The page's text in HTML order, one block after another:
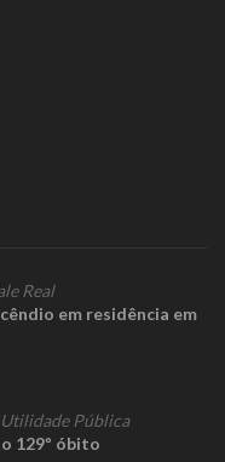
Real
em residência em
Utilidade Pública
129º óbito